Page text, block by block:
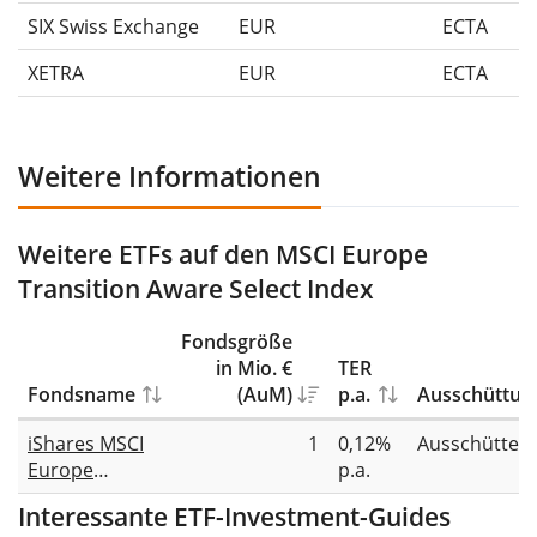
SIX Swiss Exchange
EUR
ECTA
XETRA
EUR ECTA
Weitere Informationen
Weitere ETFs auf den MSCI Europe
Transition Aware Select Index
Fondsname
Fondsgröße
in Mio. €
(AuM)
TER
p.a.
iShares MSCI
Europe
Climate
Transition
1
0,12%
p.a.
Interessante ETF-Investment-Guides